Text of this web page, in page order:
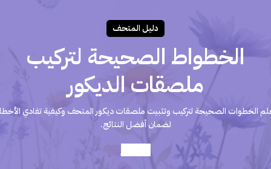
دليـل المتحـف
الخطواط الصحيحة لتركيب
ملصقات الديكور
الخطوات الصحيحة لتركيب وتثبيت ملصقات ديكور المتحف وكيفية تفادي
لضمان أفضل النتائج.